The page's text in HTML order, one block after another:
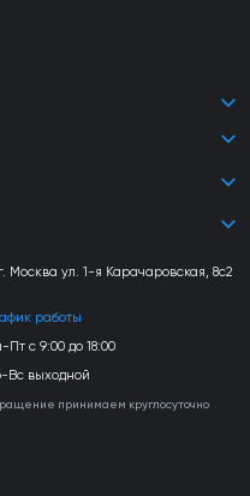
г. Москва ул. 1-я Карачаровская, 8с2
работы
Пт с 9:00 до 18:00
Вс выходной
принимаем круглосуточно